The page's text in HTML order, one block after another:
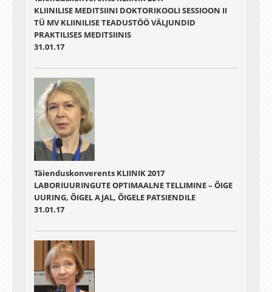
KLIINILISE MEDITSIINI DOKTORIKOOLI SESSIOON II
TÜ MV KLIINILISE TEADUSTÖÖ VÄLJUNDID
PRAKTILISES MEDITSIINIS
31.01.17
Täienduskonverents KLIINIK 2017
LABORIUURINGUTE OPTIMAALNE TELLIMINE – ÕIGE
UURING, ÕIGEL AJAL, ÕIGELE PATSIENDILE
31.01.17